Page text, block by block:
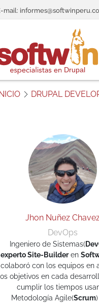
principal
mail:
INICIO DRUPAL
Jhon Nuñez
DevOps
Ingeniero de Sistemas(
experto Site-Builderen
colaboró con los equipos en
objetivos en cada
cumplir los tiempos
Metodología Agile(Scrum
más
sobre: